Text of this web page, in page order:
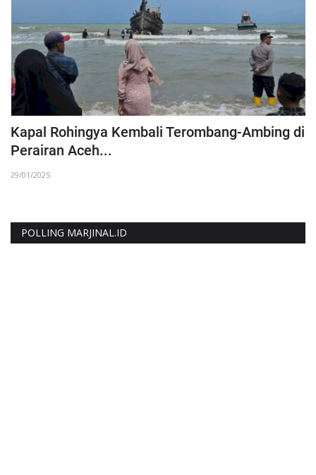
Kapal Rohingya Kembali Terombang-Ambing di
Perairan Aceh...
29/01/2025
POLLING MARJINAL.ID